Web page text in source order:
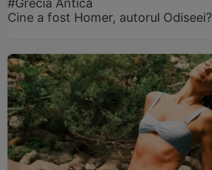
Cine a fost Homer, autorul Odiseei?